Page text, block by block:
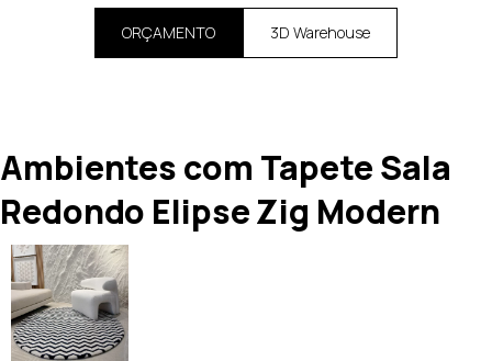
ORÇAMENTO 3D Warehouse
Ambientes com Tapete Sala
Redondo Elipse Zig Modern